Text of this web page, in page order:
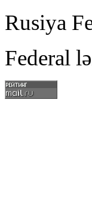
Rusiya
Federal